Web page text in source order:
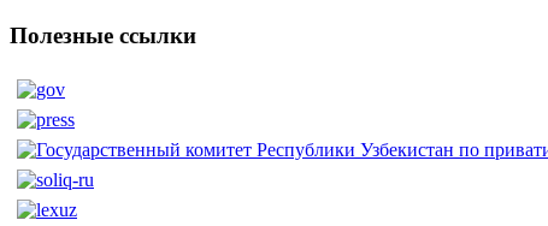
Полезные ссылки